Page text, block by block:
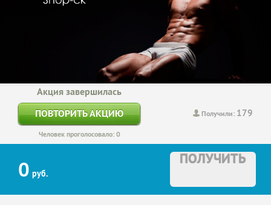
Получили: 179
Акция завершилась
ПОВТОРИТЬ АКЦИЮ
Человек проголосовало: 0
0 руб.
ПОЛУЧИТЬ